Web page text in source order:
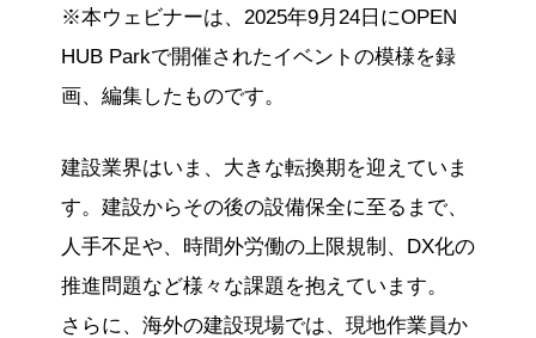
※本ウェビナーは、2025年9月24日にOPEN
HUB Parkで開催されたイベントの模様を録
画、編集したものです。
建設業界はいま、大きな転換期を迎えていま
す。建設からその後の設備保全に至るまで、
人手不足や、時間外労働の上限規制、DX化の
推進問題など様々な課題を抱えています。
さらに、海外の建設現場では、現地作業員か